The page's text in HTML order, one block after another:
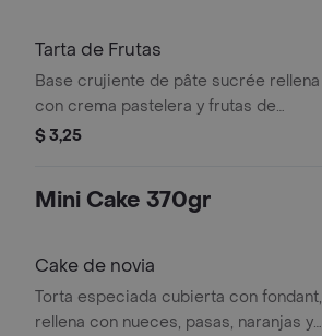
Tarta de Frutas
Base crujiente de pâte sucrée rellena
con crema pastelera y frutas de
temporada.
$ 3,25
Mini Cake 370gr
Cake de novia
Torta especiada cubierta con fondant,
rellena con nueces, pasas, naranjas y